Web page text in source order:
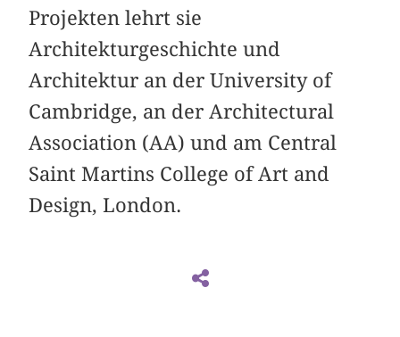
Projekten lehrt sie
Architekturgeschichte und
Architektur an der University of
Cambridge, an der Architectural
Association (AA) und am Central
Saint Martins College of Art and
Design, London.